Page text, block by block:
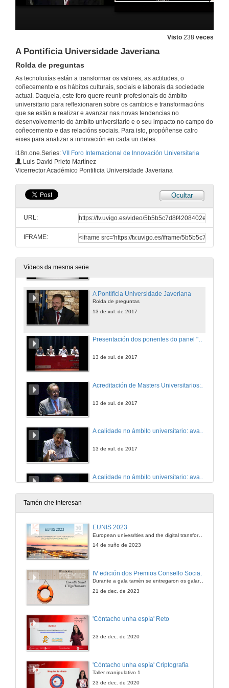
Visto 238 veces
A Pontificia Universidade Javeriana
Rolda de preguntas
As tecnoloxías están a transformar os valores, as actitudes, o
coñecemento e os hábitos culturais, sociais e laborais da sociedade
actual. Daquela, este foro quere reunir profesionais do ámbito
universitario para reflexionaren sobre os cambios e transformacións
que se están a realizar e avanzar nas novas tendencias no
desenvolvemento do ámbito universitario e o seu impacto no campo do
coñecemento e das relacións sociais. Para isto, propóñense catro
eixes para analizar a innovación en cada un deles.
i18n.one.Series: VII Foro Internacional de Innovación Universitaria
Luis David Prieto Martínez
Vicerrector Académico Pontificia Universidade Javeriana
Ocultar
URL:
IFRAME:
Vídeos da mesma serie
13 de xul. de 2017
Presentación de Wen Jun
13 de xul. de 2017
Innovación e emprendimiento
Conferencia
13 de xul. de 2017
Presentación de Luis David Prieto Martínez
13 de xul. de 2017
A Pontificia Universidade Javeriana
A Pontificia Universidade Javeriana
Rolda de preguntas
13 de xul. de 2017
Presentación dos ponentes do panel "A calidade no ámbito universitario: avances e retrocesos"
13 de xul. de 2017
13 de xul. de 2017
A calidade no ámbito universitario: avances e retrocesos
13 de xul. de 2017
13 de xul. de 2017
Rolda de preguntas
Presentación e Conferencia
Rolda de preguntas
Tamén che interesan
EUNIS 2023
European univesrities and the digital transformation: challenges and opportunities ahead
14 de xuño de 2023
Durante a gala tamén se entregaron os galardóns aos mellores TFG e TFM en materia de Axenda 2030
21 de dec. de 2023
'Cóntacho unha espía' Reto
23 de dec. de 2020
'Cóntacho unha espía' Criptografía
Taller manipulativo 1
23 de dec. de 2020